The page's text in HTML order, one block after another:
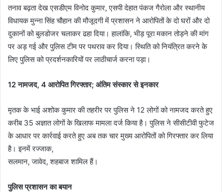
तनाव बढ़ता देख एसडीएम विनोद कुमार, एसपी देहात पंकज गैरोला और स्थानीय
विधायक मुन्ना सिंह चौहान की मौजूदगी में प्रशासन ने आरोपितों के दो घरों और दो
दुकानों को बुलडोजर चलाकर ढहा दिया। हालांकि, भीड़ पूरा मकान तोड़ने की मांग
पर अड़ गई और पुलिस टीम पर पथराव कर दिया। स्थिति को नियंत्रित करने के
लिए पुलिस को प्रदर्शनकारियों पर लाठीचार्ज करना पड़ा।
12 नामजद, 4 आरोपित गिरफ्तार; अंतिम संस्कार से इनकार
मृतक के भाई अशोक कुमार की तहरीर पर पुलिस ने 12 लोगों को नामजद करते हुए
करीब 35 अज्ञात लोगों के खिलाफ मामला दर्ज किया है। पुलिस ने सीसीटीवी फुटेज
के आधार पर कार्रवाई करते हुए अब तक चार मुख्य आरोपितों को गिरफ्तार कर लिया
है। इनमें ​रज्जाक,
​सलमान, जावेद, शहबाज शामिल हैं।
पुलिस प्रशासन का बयान